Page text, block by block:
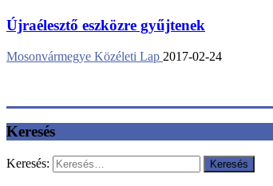
Újraélesztő eszközre gyűjtenek
Mosonvármegye Közéleti Lap 2017-02-24
Keresés
Keresés: